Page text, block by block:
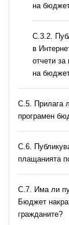
на
С.3.2.
в
отчети за
на
С.5. Прилага
програмен
С.6.
плащанията
С.7. Има ли
Бюджет
гражданите?